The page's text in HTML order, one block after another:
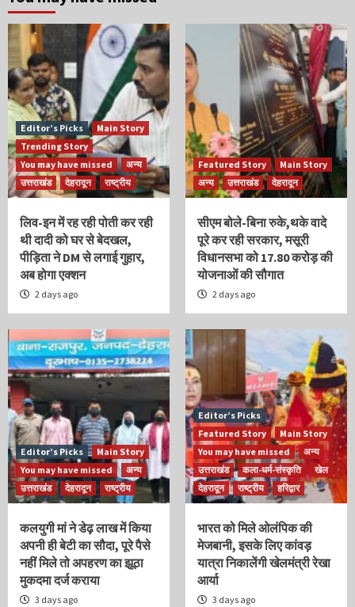
Editor’s Picks
Main Story
Trending Story
You may have missed
अन्य
उत्तराखंड
देहरादून राष्ट्रीय
लिव-इन में रह रही पोती कर रही
थी दादी को घर से बेदखल,
पीड़िता ने DM से लगाई गुहार,
अब होगा एक्शन
2 days ago
Featured Story
Main Story
अन्य
उत्तराखंड देहरादून
सीएम बोले-बिना रुके,थके वादे
पूरे कर रही सरकार, मसूरी
विधानसभा को 17.80 करोड़ की
योजनाओं की सौगात
2 days ago
Editor’s Picks
Main Story
You may have missed
अन्य
उत्तराखंड
देहरादून राष्ट्रीय
कलयुगी मां ने डेढ़ लाख में किया
अपनी ही बेटी का सौदा, पूरे पैसे
नहीं मिले तो अपहरण का झूठा
मुकदमा दर्ज कराया
3 days ago
Editor’s Picks
Featured Story
Main Story
You may have missed
अन्य
उत्तराखंड
कला-धर्म-संस्कृति
खेल
देहरादून
राष्ट्रीय हरिद्वार
भारत को मिले ओलंपिक की
मेजबानी, इसके लिए कांवड़
यात्रा निकालेंगी खेलमंत्री रेखा
आर्या
3 days ago